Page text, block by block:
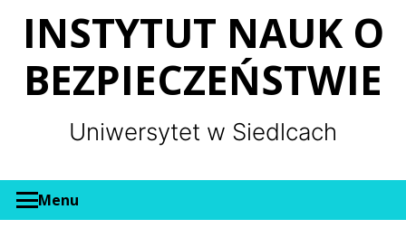
INSTYTUT NAUK O
BEZPIECZEŃSTWIE
Uniwersytet w Siedlcach
Menu